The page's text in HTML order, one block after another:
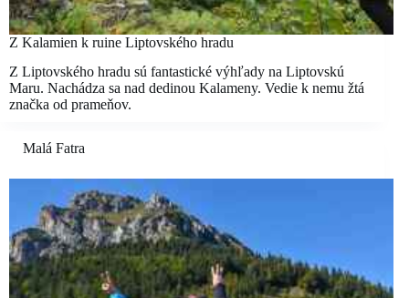
Z Kalamien k ruine Liptovského hradu
Z Liptovského hradu sú fantastické výhľady na Liptovskú
Maru. Nachádza sa nad dedinou Kalameny. Vedie k nemu žtá
značka od prameňov.
Malá Fatra